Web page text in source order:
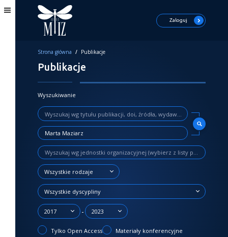
Zaloguj
Strona główna / Publikacje
Publikacje
Wyszukiwanie
Wszystkie rodzaje
Wszystkie dyscypliny
2017 - 2023
Tylko Open Access Materiały konferencyjne